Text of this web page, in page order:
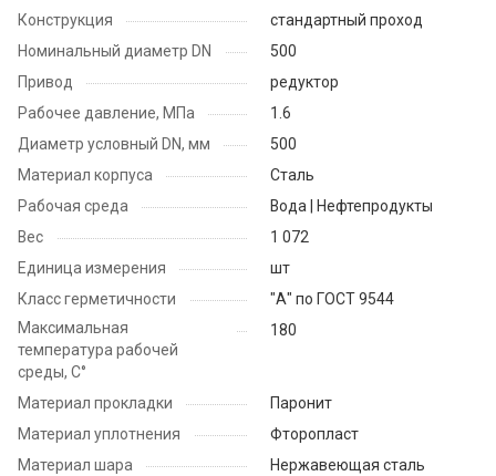
Конструкция
стандартный проход
Номинальный диаметр DN
500
Привод
редуктор
Рабочее давление, МПа
1.6
Диаметр условный DN, мм
500
Материал корпуса
Сталь
Рабочая среда
Вода | Нефтепродукты
Вес
1 072
Единица измерения
шт
Класс герметичности
"А" по ГОСТ 9544
Максимальная
температура рабочей
среды, С°
180
Материал прокладки
Паронит
Материал уплотнения
Фторопласт
Материал шара
Нержавеющая сталь